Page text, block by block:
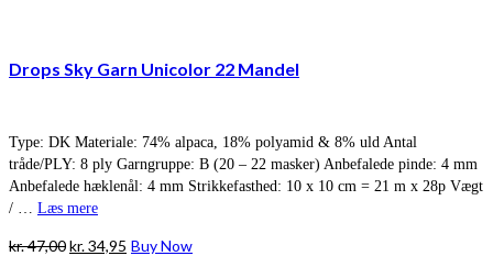
Drops Sky Garn Unicolor 22 Mandel
Type: DK Materiale: 74% alpaca, 18% polyamid & 8% uld Antal
tråde/PLY: 8 ply Garngruppe: B (20 – 22 masker) Anbefalede pinde: 4 mm
Anbefalede hæklenål: 4 mm Strikkefasthed: 10 x 10 cm = 21 m x 28p Vægt
/ … Læs mere
kr.47,00Den
kr.34,95 Den
Buy Now